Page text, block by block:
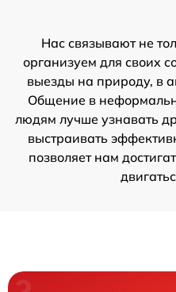
Нас связывают не
организуем для своих
выезды на природу, в
Общение в
людям лучше узнавать
выстраивать
позволяет нам